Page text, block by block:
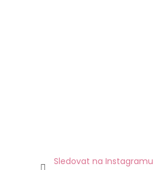
Sledovat na Instagramu